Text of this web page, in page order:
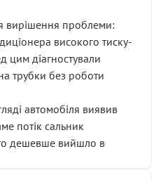
вирішення проблеми:
високого тиску-
цим діагностували
трубки без роботи
автомобіля виявив
потік сальник
дешевше вийшло в